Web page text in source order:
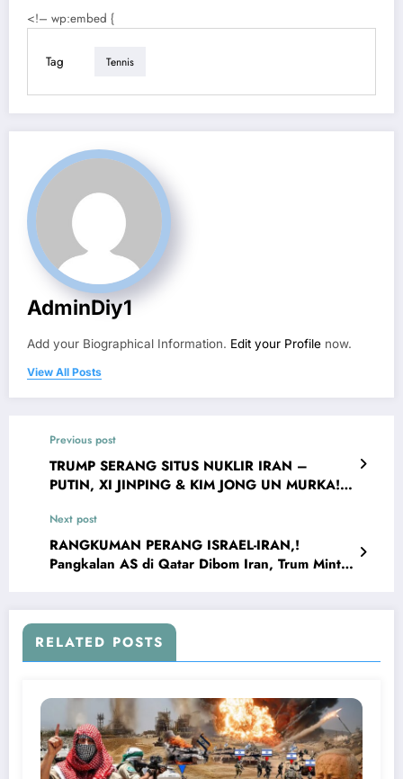
<!– wp:embed {
Tag Tennis
AdminDiy1
Add your Biographical Information. Edit your Profile now.
View All Posts
Previous post
TRUMP SERANG SITUS NUKLIR IRAN –
PUTIN, XI JINPING & KIM JONG UN MURKA!
Next post
RANGKUMAN PERANG ISRAEL-IRAN,!
Pangkalan AS di Qatar Dibom Iran, Trum Minta
RELATED POSTS